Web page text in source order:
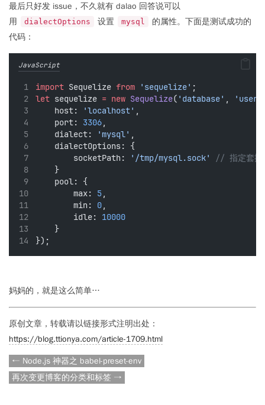
最后只好发 issue，不久就有 dalao 回答说可以
用
dialectOptions 设置 mysql
的属性。下面是测试成功的
代码：
JavaScript
import Sequelize from 'sequelize' ;
let sequelize = new Sequelize( 'database' ,
    host:
'localhost' ,
    port:
3306,
    dialect:
'mysql' ,
    dialectOptions: {
        socketPath:
'/tmp/mysql.sock'
// 指定套接
    }
    pool: {
        max:
5,
        min:
0,
        idle:
10000
    }
});
妈妈的，就是这么简单…
原创文章，转载请以链接形式注明出处：
https://blog.ttionya.com/article-1709.html
← Node.js 神器之 babel-preset-env
再次变更博客的分类和标签 →